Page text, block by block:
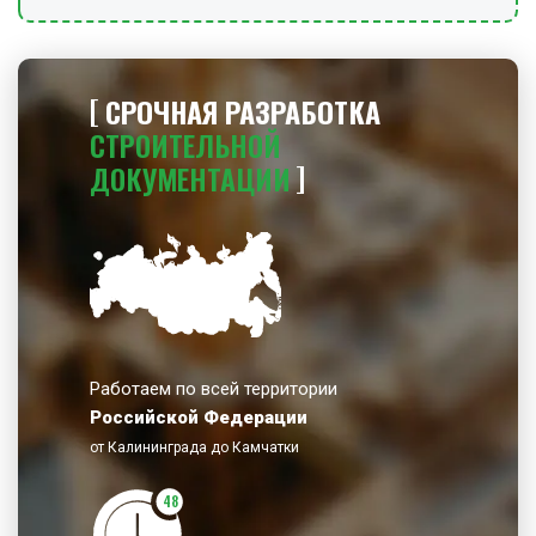
ограждения и предупредительные знаки.
СРОЧНАЯ РАЗРАБОТКА
СТРОИТЕЛЬНОЙ
ДОКУМЕНТАЦИИ
Работаем по всей территории
Российской Федерации
от Калининграда до Камчатки
48